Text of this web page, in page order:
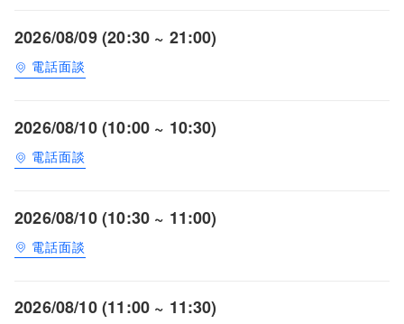
2026/08/09 (20:30 ~ 21:00)
電話面談
2026/08/10 (10:00 ~ 10:30)
電話面談
2026/08/10 (10:30 ~ 11:00)
電話面談
2026/08/10 (11:00 ~ 11:30)